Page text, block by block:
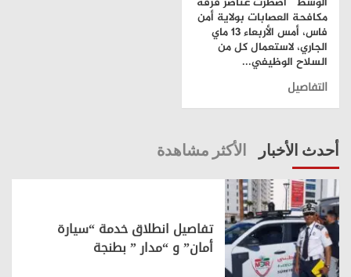
مكافحة العصابات بولاية أمن
فاس، أمس الأربعاء 13 ماي
الجاري، لاستعمال كل من
السلاح الوظيفي...
التفاصيل
أحدث الأخبار الأكثر مشاهدة
تفاصيل انطلاق خدمة “سيارة
أمان” و “مدار ” بطنجة